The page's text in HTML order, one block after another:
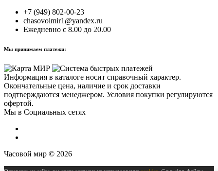
+7 (949) 802-00-23
chasovoimir1@yandex.ru
Ежедневно с 8.00 до 20.00
Мы принимаем платежи:
Информация в каталоге носит справочный характер.
Окончательные цена, наличие и срок доставки
подтверждаются менеджером. Условия покупки регулируются
офертой.
Мы в Социальных сетях
Часовой мир © 2026